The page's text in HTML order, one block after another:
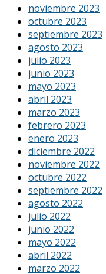
noviembre 2023
octubre 2023
septiembre 2023
agosto 2023
julio 2023
junio 2023
mayo 2023
abril 2023
marzo 2023
febrero 2023
enero 2023
diciembre 2022
noviembre 2022
octubre 2022
septiembre 2022
agosto 2022
julio 2022
junio 2022
mayo 2022
abril 2022
marzo 2022